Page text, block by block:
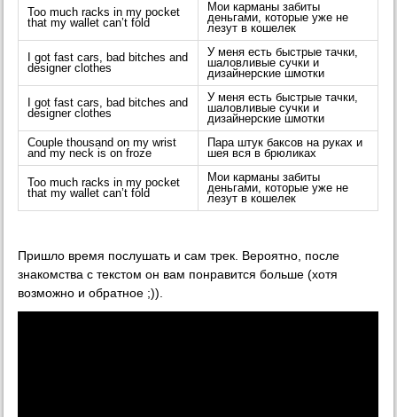
Too much racks in my pocket
that my wallet can’t fold
Мои карманы забиты
деньгами, которые уже не
лезут в кошелек
I got fast cars, bad bitches and
designer clothes
У меня есть быстрые тачки,
шаловливые сучки и
дизайнерские шмотки
I got fast cars, bad bitches and
designer clothes
У меня есть быстрые тачки,
шаловливые сучки и
дизайнерские шмотки
Couple thousand on my wrist
and my neck is on froze
Пара штук баксов на руках и
шея вся в брюликах
Too much racks in my pocket
that my wallet can’t fold
Мои карманы забиты
деньгами, которые уже не
лезут в кошелек
Пришло время послушать и сам трек. Вероятно, после
знакомства с текстом он вам понравится больше (хотя
возможно и обратное ;)).